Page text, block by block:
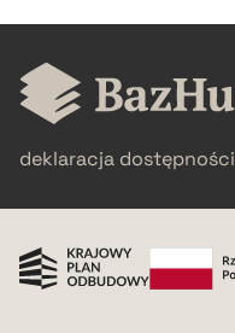
pobierz cytat
BIBTEX
pobierz cytat
deklaracja dostępności